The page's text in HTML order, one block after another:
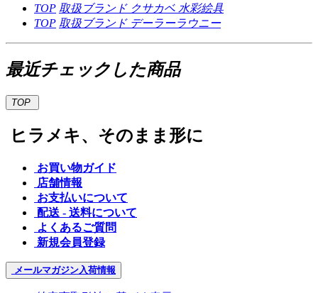
TOP 取扱ブランド クサカベ 水彩絵具
TOP 取扱ブランド デーラーラウニー
最近チェックした商品
TOP
ヒラメキ、そのまま形に
お買い物ガイド
店舗情報
お支払いについて
配送 - 送料について
よくあるご質問
新規会員登録
メールマガジン入荷情報